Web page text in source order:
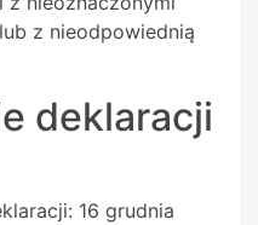
z nieodpowiednią
deklaracji
16 grudnia